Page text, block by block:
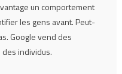
un comportement
les gens avant. Peut-
Google vend des
individus.